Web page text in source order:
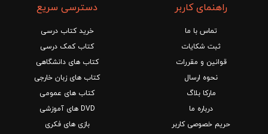
راهنمای کاربر
تماس با ما
ثبت شکایات
قوانین و مقررات
نحوه ارسال
مارکا بلاگ
درباره ما
حریم خصوصی کاربر
دسترسی سریع
خرید کتاب درسی
کتاب کمک درسی
کتاب های دانشگاهی
کتاب های زبان خارجی
کتاب های عمومی
DVD های آموزشی
بازی های فکری